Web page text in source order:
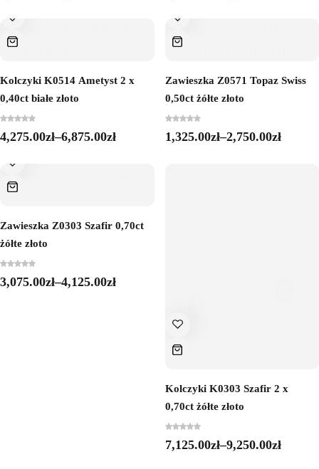
Kolczyki K0514 Ametyst 2 x
0,40ct białe złoto
4,275.00zł–6,875.00zł
Zawieszka Z0571 Topaz Swiss
0,50ct żółte złoto
1,325.00zł–2,750.00zł
Zawieszka Z0303 Szafir 0,70ct
żółte złoto
3,075.00zł–4,125.00zł
Kolczyki K0303 Szafir 2 x
0,70ct żółte złoto
7,125.00zł–9,250.00zł